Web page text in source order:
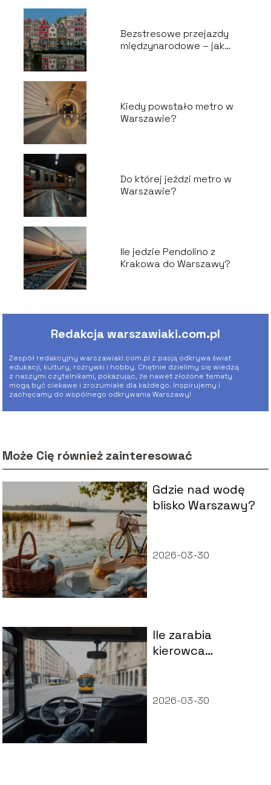
Bezstresowe przejazdy
międzynarodowe – jak
Kiedy powstało metro w
Warszawie?
Do której jeździ metro w
Warszawie?
Ile jedzie Pendolino z
Krakowa do Warszawy?
Redakcja warszawiaki.com.pl
Zespół redakcyjny warszawiaki.com.pl z pasją odkrywa świat
edukacji, kultury, rozrywki i hobby. Chętnie dzielimy się wiedzą
z naszymi czytelnikami, pokazując, że nawet złożone tematy
mogą być ciekawe i zrozumiałe dla każdego. Inspirujemy i
zachęcamy do wspólnego odkrywania Warszawy!
Może Cię również zainteresować
Gdzie nad wodę
blisko Warszawy?
2026-03-30
Ile zarabia
kierowca
2026-03-30